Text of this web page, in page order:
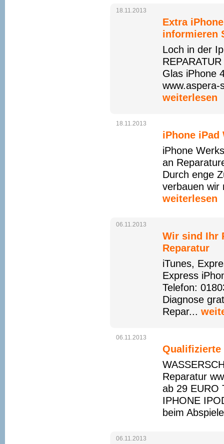
18.11.2013
Extra
informieren
Loch in der
Glas iPhone
www.aspera-
weiterlesen
18.11.2013
iPhone iPad
iPhone
an
Durch enge
verbauen wir
weiterlesen
06.11.2013
Wir sind Ihr
Reparatur
iTunes,
Express
Telefon:
Diagnose
Repar...
06.11.2013
Qualifizierte
Reparatur
ab 29 EURO
IPHONE
beim
06.11.2013